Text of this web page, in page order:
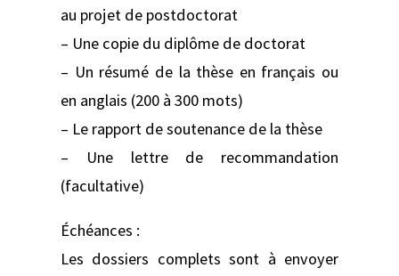
au projet de postdoctorat
– Une copie du diplôme de doctorat
– Un résumé de la thèse en français ou
en anglais (200 à 300 mots)
– Le rapport de soutenance de la thèse
– Une lettre de recommandation
(facultative)
Échéances :
Les dossiers complets sont à envoyer